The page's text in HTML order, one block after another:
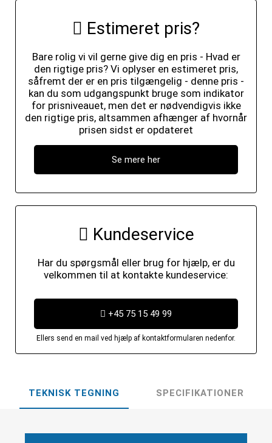
Estimeret pris?
Bare rolig vi vil gerne give dig en pris - Hvad er
den rigtige pris? Vi oplyser en estimeret pris,
såfremt der er en pris tilgængelig - denne pris -
kan du som udgangspunkt bruge som indikator
for prisniveauet, men det er nødvendigvis ikke
den rigtige pris, altsammen afhænger af hvornår
prisen sidst er opdateret
Se mere her
Kundeservice
Har du spørgsmål eller brug for hjælp, er du
velkommen til at kontakte kundeservice:
+45 75 15 49 99
Ellers send en mail ved hjælp af kontaktformularen nedenfor.
TEKNISK TEGNING SPECIFIKATIONER